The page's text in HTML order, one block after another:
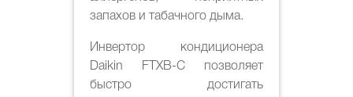
запахов и табачного дыма.
Инвертор кондиционера
Daikin FTXB-C позволяет
быстро достигать